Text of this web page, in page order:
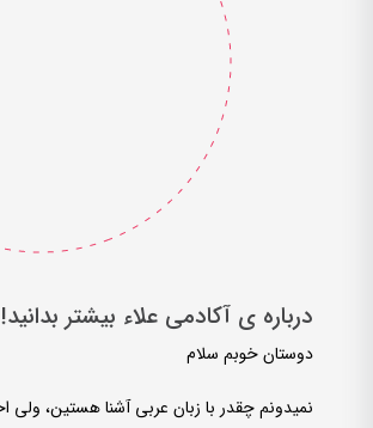
درباره­ ی آکادمی علاء بیشتر بدانید!
دوستان خوبم سلام